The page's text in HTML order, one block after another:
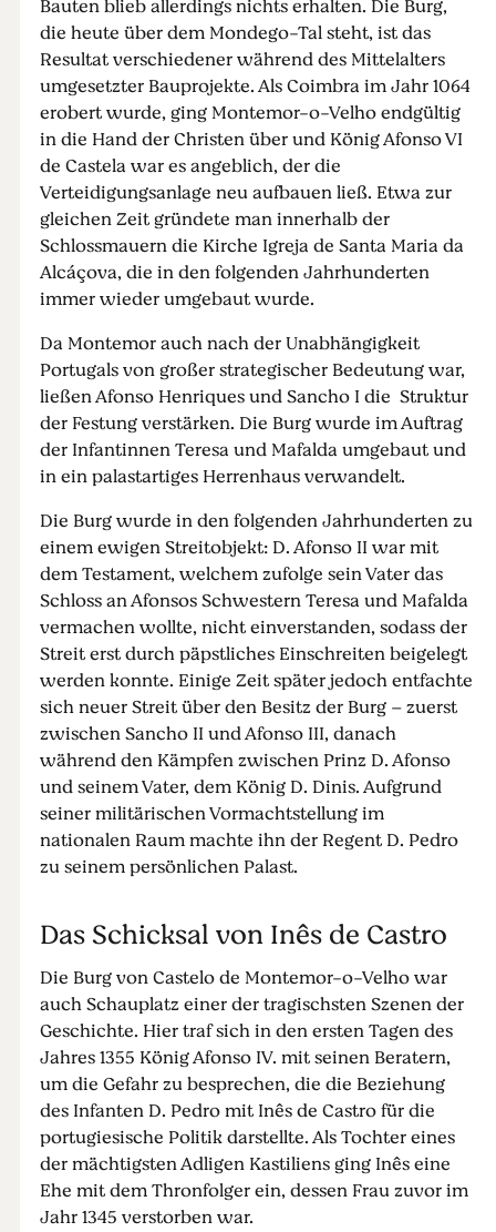
Bauten blieb allerdings nichts erhalten. Die Burg,
die heute über dem Mondego-Tal steht, ist das
Resultat verschiedener während des Mittelalters
umgesetzter Bauprojekte. Als Coimbra im Jahr 1064
erobert wurde, ging Montemor-o-Velho endgültig
in die Hand der Christen über und König Afonso VI
de Castela war es angeblich, der die
Verteidigungsanlage neu aufbauen ließ. Etwa zur
gleichen Zeit gründete man innerhalb der
Schlossmauern die Kirche Igreja de Santa Maria da
Alcáçova, die in den folgenden Jahrhunderten
immer wieder umgebaut wurde.
Da Montemor auch nach der Unabhängigkeit
Portugals von großer strategischer Bedeutung war,
ließen Afonso Henriques und Sancho I die Struktur
der Festung verstärken. Die Burg wurde im Auftrag
der Infantinnen Teresa und Mafalda umgebaut und
in ein palastartiges Herrenhaus verwandelt.
Die Burg wurde in den folgenden Jahrhunderten zu
einem ewigen Streitobjekt: D. Afonso II war mit
dem Testament, welchem zufolge sein Vater das
Schloss an Afonsos Schwestern Teresa und Mafalda
vermachen wollte, nicht einverstanden, sodass der
Streit erst durch päpstliches Einschreiten beigelegt
werden konnte. Einige Zeit später jedoch entfachte
sich neuer Streit über den Besitz der Burg – zuerst
zwischen Sancho II und Afonso III, danach
während den Kämpfen zwischen Prinz D. Afonso
und seinem Vater, dem König D. Dinis. Aufgrund
seiner militärischen Vormachtstellung im
nationalen Raum machte ihn der Regent D. Pedro
zu seinem persönlichen Palast.
Das Schicksal von Inês de Castro
Die Burg von Castelo de Montemor-o-Velho war
auch Schauplatz einer der tragischsten Szenen der
Geschichte. Hier traf sich in den ersten Tagen des
Jahres 1355 König Afonso IV. mit seinen Beratern,
um die Gefahr zu besprechen, die die Beziehung
des Infanten D. Pedro mit Inês de Castro für die
portugiesische Politik darstellte. Als Tochter eines
der mächtigsten Adligen Kastiliens ging Inês eine
Ehe mit dem Thronfolger ein, dessen Frau zuvor im
Jahr 1345 verstorben war.